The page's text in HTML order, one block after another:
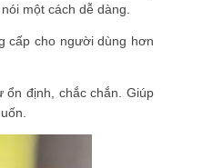
một cách dễ dàng.
cấp cho người dùng hơn
ổn định, chắc chắn. Giúp